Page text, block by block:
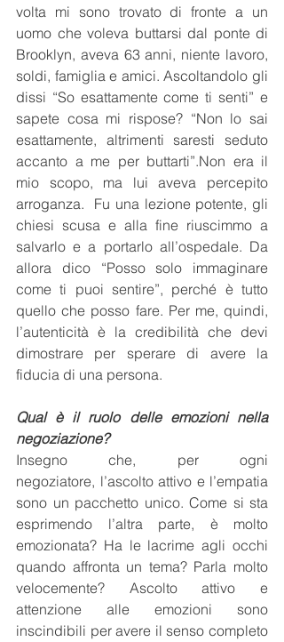
volta mi sono trovato di fronte a un
uomo che voleva buttarsi dal ponte di
Brooklyn, aveva 63 anni, niente lavoro,
soldi, famiglia e amici. Ascoltandolo gli
dissi “So esattamente come ti senti” e
sapete cosa mi rispose? “Non lo sai
esattamente, altrimenti saresti seduto
accanto a me per buttarti”.Non era il
mio scopo, ma lui aveva percepito
arroganza.  Fu una lezione potente, gli
chiesi scusa e alla fine riuscimmo a
salvarlo e a portarlo all’ospedale. Da
allora dico “Posso solo immaginare
come ti puoi sentire”, perché è tutto
quello che posso fare. Per me, quindi,
l’autenticità è la credibilità che devi
dimostrare per sperare di avere la
fiducia di una persona.
Qual è il ruolo delle emozioni nella
negoziazione?
Insegno che, per ogni
negoziatore, l’ascolto attivo e l’empatia
sono un pacchetto unico. Come si sta
esprimendo l’altra parte, è molto
emozionata? Ha le lacrime agli occhi
quando affronta un tema? Parla molto
velocemente? Ascolto attivo e
attenzione alle emozioni sono
inscindibili per avere il senso completo